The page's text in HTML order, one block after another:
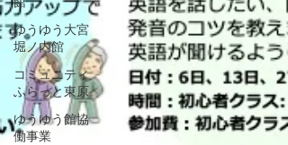
ゆうゆう大宮
堀ノ内館
コミュニティ
ふらっと東原
ゆうゆう館協
働事業